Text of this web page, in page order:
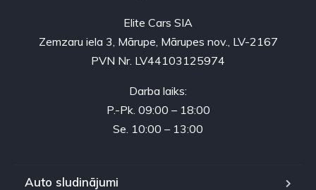
Elite Cars SIA
Zemzaru iela 3, Mārupe, Mārupes nov., LV-2167
PVN Nr. LV44103125974
Darba laiks:
P.-Pk. 09:00 – 18:00
Se. 10:00 – 13:00
Auto sludinājumi